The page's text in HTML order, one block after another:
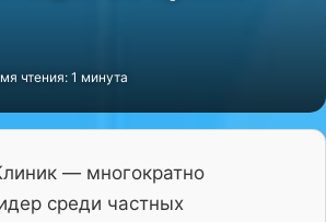
чтения: 1 минута
— многократно
среди частных